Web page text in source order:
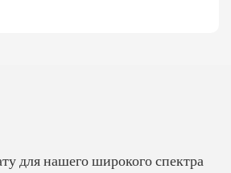
для нашего широкого спектра